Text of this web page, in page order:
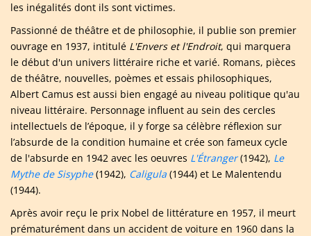
les inégalités dont ils sont victimes.
Passionné de théâtre et de philosophie, il publie son premier
ouvrage en 1937, intitulé L'Envers et l'Endroit, qui marquera
le début d'un univers littéraire riche et varié. Romans, pièces
de théâtre, nouvelles, poèmes et essais philosophiques,
Albert Camus est aussi bien engagé au niveau politique qu'au
niveau littéraire. Personnage influent au sein des cercles
intellectuels de l’époque, il y forge sa célèbre réflexion sur
l’absurde de la condition humaine et crée son fameux cycle
de l'absurde en 1942 avec les oeuvres L'Étranger(1942), Le
Mythe de Sisyphe(1942), Caligula (1944) et Le Malentendu
(1944).
Après avoir reçu le prix Nobel de littérature en 1957, il meurt
prématurément dans un accident de voiture en 1960 dans la